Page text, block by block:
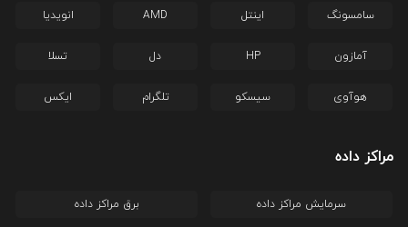
سامسونگ اینتل AMD انویدیا
آمازون HP دل تسلا
هوآوی سیسکو تلگرام ایکس
مراکز داده
سرمایش مراکز داده برق مراکز داده